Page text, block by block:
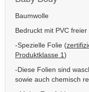
Baumwolle
Bedruckt mit PVC
-Spezielle Folie (
Produktklasse 1)
-Diese Folien sind
sowie auch chemisch